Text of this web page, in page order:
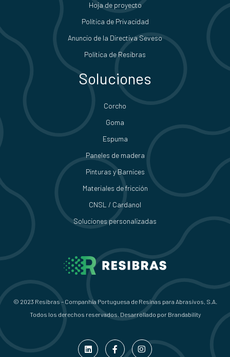
© 2023 Resibras – Companhia Portuguesa de Resinas para Abrasivos, S.A.
Todos los derechos reservados. Desarrollado por Brandability
Hoja de proyecto
Política de Privacidad
Anuncio de la Directiva Seveso
Política de Resibras
Soluciones
Corcho
Goma
Espuma
Paneles de madera
Pinturas y Barnices
Materiales de fricción
CNSL / Cardanol
Soluciones personalizadas